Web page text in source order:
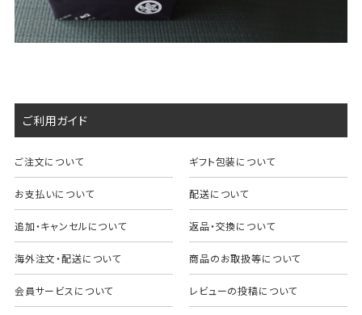
ご利用ガイド
ご注文について ギフト包装について
お支払いについて 配送について
追加・キャンセルについて 返品・交換について
海外注文・配送について 商品のお取扱等について
会員サービスについて レビューの投稿について